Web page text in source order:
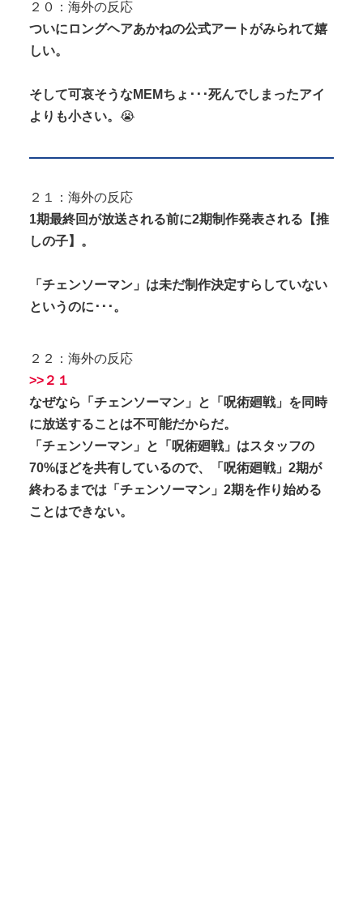
２０：海外の反応
ついにロングヘアあかねの公式アートがみられて嬉
しい。
そして可哀そうなMEMちょ･･･死んでしまったアイ
よりも小さい。 😭
２１：海外の反応
1期最終回が放送される前に2期制作発表される【推
しの子】。
「チェンソーマン」は未だ制作決定すらしていない
というのに･･･。
２２：海外の反応
>>２１
なぜなら「チェンソーマン」と「呪術廻戦」を同時
に放送することは不可能だからだ。
「チェンソーマン」と「呪術廻戦」はスタッフの
70%ほどを共有しているので、「呪術廻戦」2期が
終わるまでは「チェンソーマン」2期を作り始める
ことはできない。